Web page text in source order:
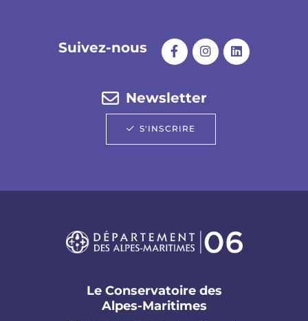
Suivez-nous
Newsletter
S'INSCRIRE
Le Conservatoire des
Alpes-Maritimes